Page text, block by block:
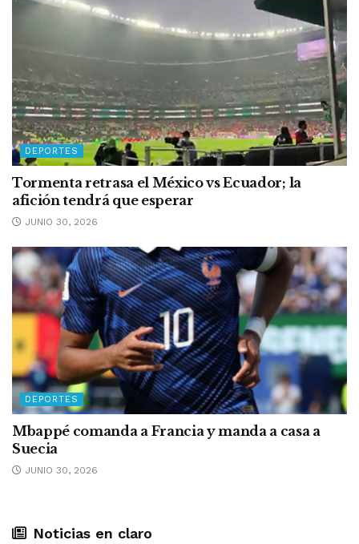
DEPORTES
Tormenta retrasa el México vs Ecuador; la
afición tendrá que esperar
JUNIO 30, 2026
DEPORTES
Mbappé comanda a Francia y manda a casa a
Suecia
JUNIO 30, 2026
Noticias en claro